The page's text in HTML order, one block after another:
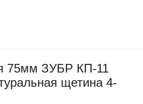
75мм ЗУБР КП-11
щетина 4-